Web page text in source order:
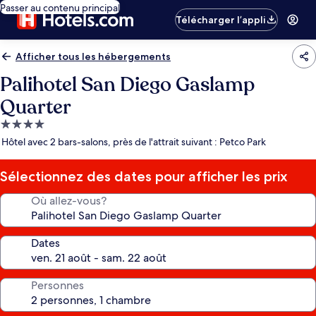
Passer au contenu principal
Télécharger l’appli
Afficher tous les hébergements
Palihotel San Diego Gaslamp
Quarter
Hébergement
4.0 étoiles
Hôtel avec 2 bars-salons, près de l'attrait suivant : Petco Park
Sélectionnez des dates pour afficher les prix
Où allez-vous?
Dates
Personnes